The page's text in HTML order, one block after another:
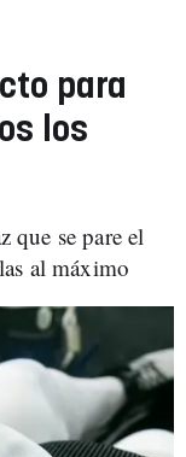
para
los
que se pare el
al máximo